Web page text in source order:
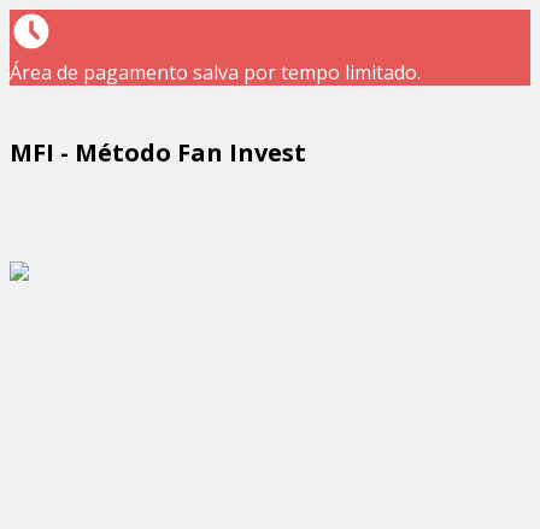
Área de pagamento salva por tempo limitado.
MFI - Método Fan Invest